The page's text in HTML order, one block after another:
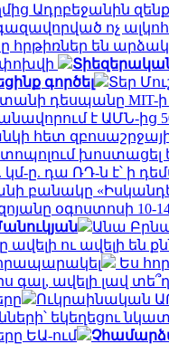
Ադրբեջանին
ոչ
հրթիռներ են
գործել
Տեր
դեսպանը MIT-ի
է ԱՄՆ-ից
հետ
խոստացել
կմ-ը. դա ՌԴ-ն է՝ ի
բանակը
օգոստոսի 10-
Անա
ավելի ու ավելի են
Ես
գալ, ավելի լավ
Ուկրաինական
եկեղեցու
ԵԱ-ում